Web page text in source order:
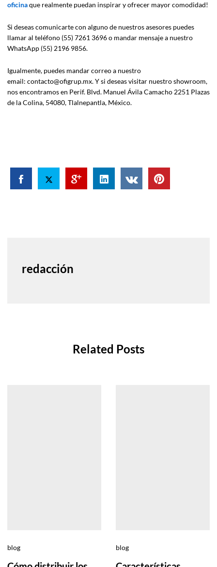
oficinaque realmente puedan inspirar y ofrecer mayor comodidad!
Si deseas comunicarte con alguno de nuestros asesores puedes
llamar al teléfono (55) 7261 3696 o mandar mensaje a nuestro
WhatsApp (55) 2196 9856.
Igualmente, puedes mandar correo a nuestro
email: contacto@ofigrup.mx. Y si deseas visitar nuestro showroom,
nos encontramos en Perif. Blvd. Manuel Ávila Camacho 2251 Plazas
de la Colina, 54080, Tlalnepantla, México.
redacción
Related Posts
blog blog